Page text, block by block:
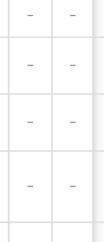
– –
– –
– –
– –